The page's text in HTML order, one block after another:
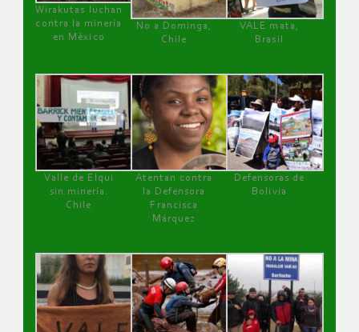
Wirakutas luchan
contra la minería
en México
No a Dominga,
Chile
VALE mata,
Brasil
Valle de Elqui
sin minería.
Chile
Atentan contra
la Defensora
Francisca
Márquez
Defensoras de
Bolivia